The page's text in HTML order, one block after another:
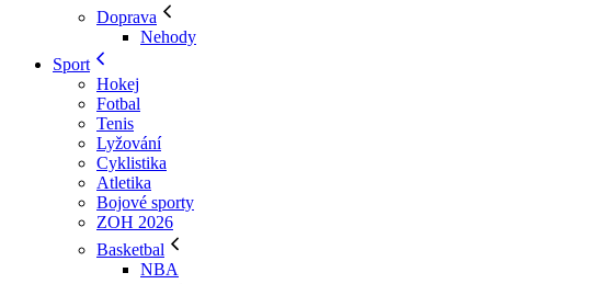
Doprava
Nehody
Sport
Hokej
Fotbal
Tenis
Lyžování
Cyklistika
Atletika
Bojové sporty
ZOH 2026
Basketbal
NBA